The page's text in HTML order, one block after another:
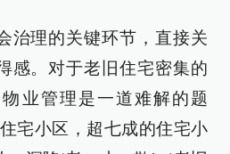
治理的关键环节，直接关
感。对于老旧住宅密集的
业管理是一道难解的题
宅小区，超七成的住宅小